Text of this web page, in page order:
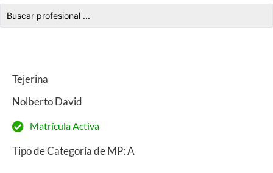
Tejerina
Nolberto David
Matrícula Activa
Tipo de Categoría de MP: A